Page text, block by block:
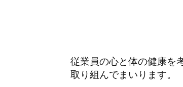
従業員の心と体の健康を
取り組んでまいります。